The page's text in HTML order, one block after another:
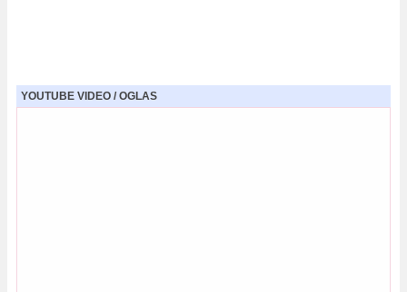
YOUTUBE VIDEO / OGLAS